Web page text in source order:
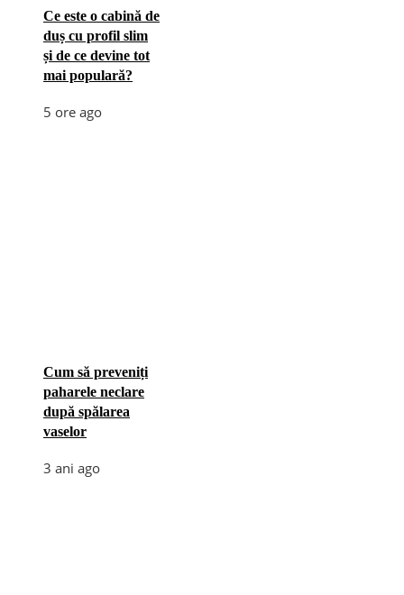
Ce este o cabină de
duș cu profil slim
și de ce devine tot
mai populară?
5 ore ago
Cum să preveniți
paharele neclare
după spălarea
vaselor
3 ani ago